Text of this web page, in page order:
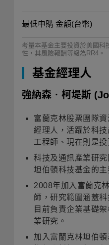
最低申購 金額(台幣)
考量本基金主要投資於美國科
性，其風險報酬等級為RR4。
基金經理人
強納森‧柯堤斯
富蘭克林股票團隊
經理人，活躍於科
工程師、現在則是投
科技及通訊產業研
坦伯頓科技基金的主
2008年加入富蘭克
師，研究範圍涵蓋
目前負責企業基礎
業研究。
加入富蘭克林坦伯